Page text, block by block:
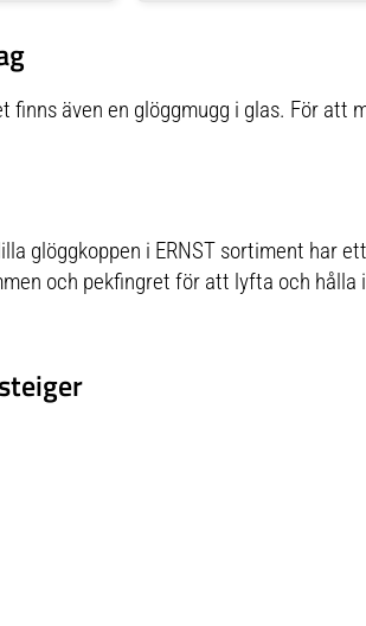
även en glöggmugg i glas. För att
glöggkoppen i ERNST sortiment har
och pekfingret för att lyfta och hålla